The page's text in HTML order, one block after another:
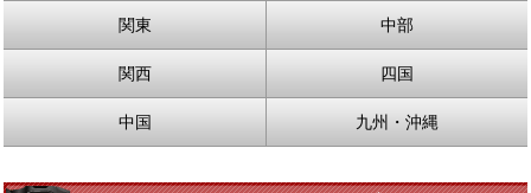
関東 中部
関西 四国
中国 九州・沖縄